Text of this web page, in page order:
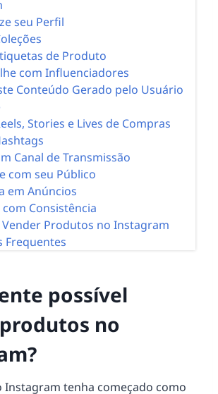
seu Perfil
de Produto
com Influenciadores
Conteúdo Gerado pelo Usuário
Stories e Lives de Compras
Canal de Transmissão
com seu Público
em Anúncios
com Consistência
Vender Produtos no Instagram
Frequentes
possível
no
Instagram tenha começado como